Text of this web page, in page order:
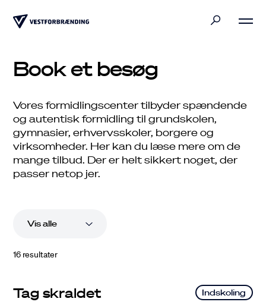
Privat
Bliv klogere
Kommuner
Book et besøg
Vores formidlingscenter tilbyder spændende
og autentisk formidling til grundskolen,
gymnasier, erhvervsskoler, borgere og
virksomheder. Her kan du læse mere om de
mange tilbud. Der er helt sikkert noget, der
passer netop jer.
16 resultater
Tag skraldet Indskoling